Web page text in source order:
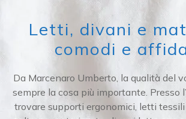
Letti, divani e
comodi e
Da Marcenaro Umberto, la qualità del
sempre la cosa più importante. Presso
trovare supporti ergonomici, letti